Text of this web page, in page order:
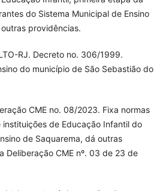
do Sistema Municipal de Ensino
providências.
RJ. Decreto no. 306/1999.
do município de São Sebastião do
CME no. 08/2023. Fixa normas
de Educação Infantil do
de Saquarema, dá outras
Deliberação CME nº. 03 de 23 de